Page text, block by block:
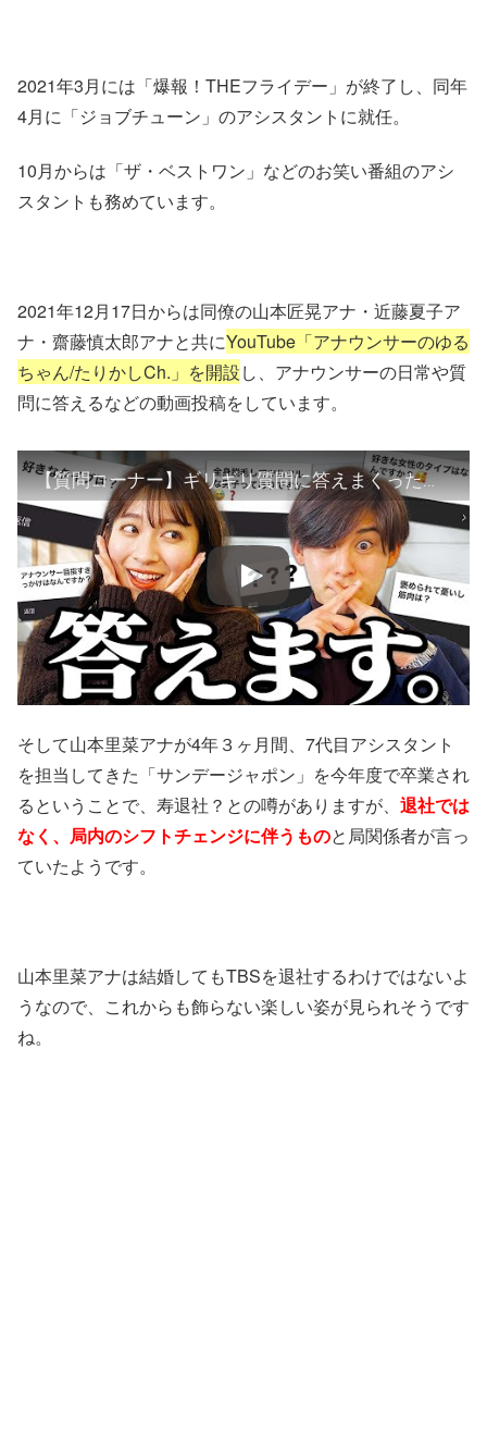
2021年3月には「爆報！THEフライデー」が終了し、同年
4月に「ジョブチューン」のアシスタントに就任。
10月からは「ザ・ベストワン」などのお笑い番組のアシ
スタントも務めています。
2021年12月17日からは同僚の山本匠晃アナ・近藤夏子ア
ナ・齋藤慎太郎アナと共にYouTube「アナウンサーのゆる
ちゃん/たりかしCh.」を開設し、アナウンサーの日常や質
問に答えるなどの動画投稿をしています。
【質問コーナー】ギリギリ質問に答えまくったら大暴露しまくったwww
そして山本里菜アナが4年３ヶ月間、7代目アシスタント
を担当してきた「サンデージャポン」を今年度で卒業され
るということで、寿退社？との噂がありますが、 退社では
なく、局内のシフトチェンジに伴うものと局関係者が言っ
ていたようです。
山本里菜アナは結婚してもTBSを退社するわけではないよ
うなので、これからも飾らない楽しい姿が見られそうです
ね。